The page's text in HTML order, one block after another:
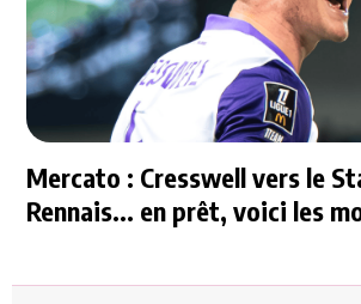
Mercato : Cresswell vers le
Rennais... en prêt, voici les